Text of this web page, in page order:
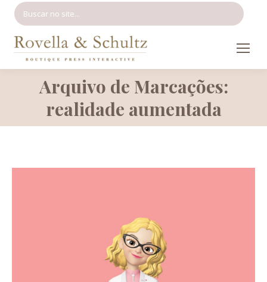
Arquivo de Marcações:
realidade aumentada
Você está aqui: